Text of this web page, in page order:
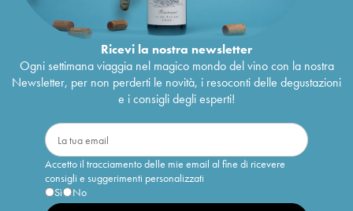
Ricevi la nostra newsletter
Ogni settimana viaggia nel magico mondo del vino con la nostra
Newsletter, per non perderti le novità, i resoconti delle degustazioni
e i consigli degli esperti!
Accetto il tracciamento delle mie email al fine di ricevere
consigli e suggerimenti personalizzati
Sì
No